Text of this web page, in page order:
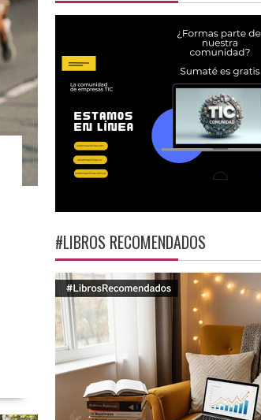
#LIBROS RECOMENDADOS